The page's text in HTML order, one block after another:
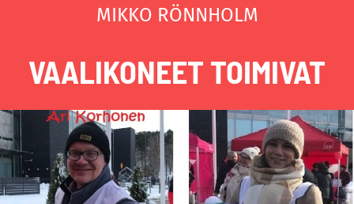
MIKKO RÖNNHOLM
VAALIKONEET TOIMIVAT